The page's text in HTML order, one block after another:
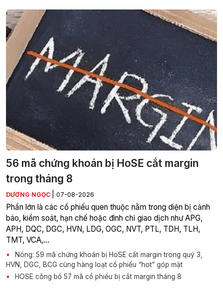
56 mã chứng khoán bị HoSE cắt margin
trong tháng 8
DƯƠNG NGỌC 07-08-2026
Phần lớn là các cổ phiếu quen thuộc nằm trong diện bị cảnh
báo, kiểm soát, hạn chế hoặc đình chỉ giao dịch như APG,
APH, DQC, DGC, HVN, LDG, OGC, NVT, PTL, TDH, TLH,
TMT, VCA,…
Nóng: 59 mã chứng khoán bị HoSE cắt margin trong quý 3,
HVN, DGC, BCG cùng hàng loạt cổ phiếu “hot” góp mặt
HOSE công bố 57 mã cổ phiếu bị cắt margin tháng 8